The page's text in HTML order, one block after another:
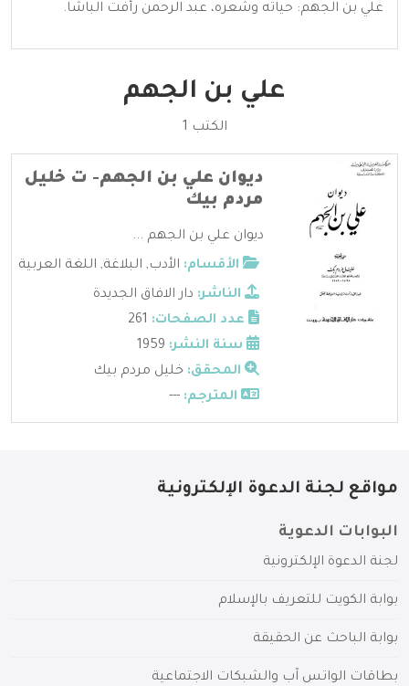
علي بن الجهم: حياته وشعره، عبد الرحمن رأفت الباشا.
علي بن الجهم
الكتب 1
ديوان علي بن الجهم- ت خليل
مردم بيك
ديوان علي بن الجهم ...
الأقسام: الأدب, البلاغة, اللغة العربية
الناشر: دار الافاق الجديدة
عدد الصفحات:
سنة النشر:
المحقق: خليل مردم بيك
المترجم: ---
مواقع لجنة الدعوة الإلكترونية
البوابات الدعوية
لجنة الدعوة الإلكترونية
بوابة الكويت للتعريف بالإسلام
بوابة الباحث عن الحقيقة
بطاقات الواتس آب والشبكات الاجتماعية